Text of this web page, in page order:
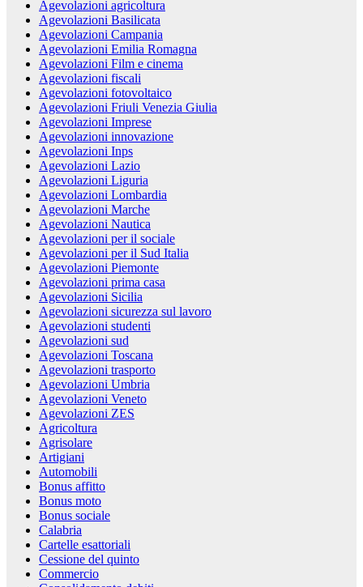
Agevolazioni agricoltura
Agevolazioni Basilicata
Agevolazioni Campania
Agevolazioni Emilia Romagna
Agevolazioni Film e cinema
Agevolazioni fiscali
Agevolazioni fotovoltaico
Agevolazioni Friuli Venezia Giulia
Agevolazioni Imprese
Agevolazioni innovazione
Agevolazioni Inps
Agevolazioni Lazio
Agevolazioni Liguria
Agevolazioni Lombardia
Agevolazioni Marche
Agevolazioni Nautica
Agevolazioni per il sociale
Agevolazioni per il Sud Italia
Agevolazioni Piemonte
Agevolazioni prima casa
Agevolazioni Sicilia
Agevolazioni sicurezza sul lavoro
Agevolazioni studenti
Agevolazioni sud
Agevolazioni Toscana
Agevolazioni trasporto
Agevolazioni Umbria
Agevolazioni Veneto
Agevolazioni ZES
Agricoltura
Agrisolare
Artigiani
Automobili
Bonus affitto
Bonus moto
Bonus sociale
Calabria
Cartelle esattoriali
Cessione del quinto
Commercio